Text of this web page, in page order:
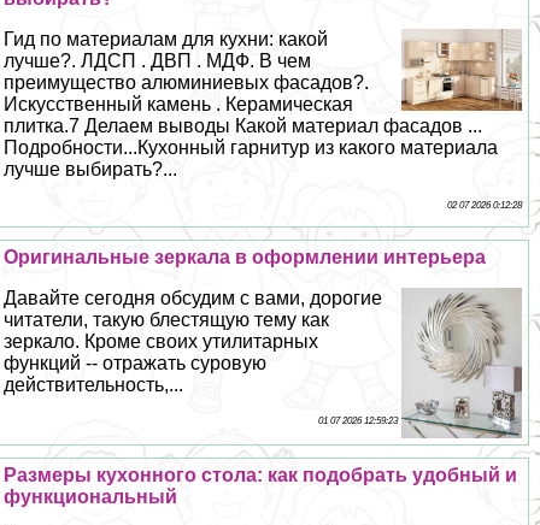
Гид по материалам для кухни: какой
лучше?. ЛДСП . ДВП . МДФ. В чем
преимущество алюминиевых фасадов?.
Искусственный камень . Керамическая
плитка.7 Делаем выводы Какой материал фасадов ...
Подробности...Кухонный гарнитур из какого материала
лучше выбирать?...
02 07 2026 0:12:28
Оригинальные зеркала в оформлении интерьера
Давайте сегодня обсудим с вами, дорогие
читатели, такую блестящую тему как
зеркало. Кроме своих утилитарных
функций -- отражать суровую
действительность,...
01 07 2026 12:59:23
Размеры кухонного стола: как подобрать удобный и
функциональный